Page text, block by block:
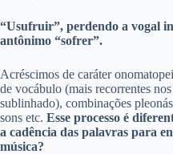
“Usufruir”, perdendo a vogal
antônimo “sofrer”.
Acréscimos de caráter
de vocábulo (mais recorrentes
sublinhado), combinações
sons etc. Esse processo é
a cadência das palavras para
música?